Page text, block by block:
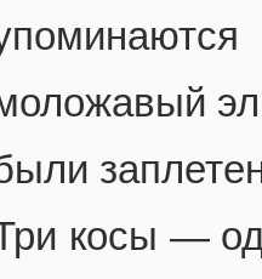
косы —